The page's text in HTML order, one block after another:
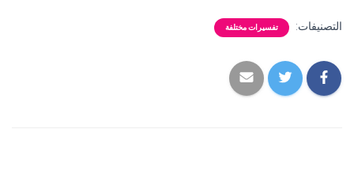
التصنيفات: تفسيرات مختلفة